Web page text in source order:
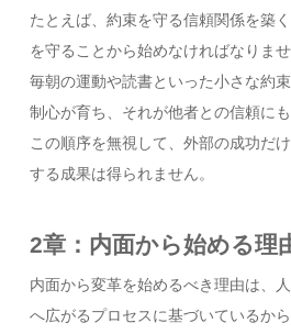
たとえば、約束を守る信頼関係を築
を守ることから始めなければなりませ
毎朝の運動や読書といった小さな約
制心が育ち、それが他者との信頼にも
この順序を無視して、外部の成功だ
する成果は得られません。
2章：内面から始める理
内面から変革を始めるべき理由は、
へ広がるプロセスに基づいているから